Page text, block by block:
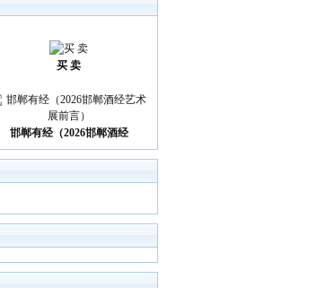
买 卖
邯郸有经（2026邯郸酒经